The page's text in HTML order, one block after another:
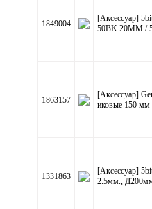
1849004
[Аксессуар]
50BK 20ММ /
1863157
[Аксессуар]
иковые 150
1331863
[Аксессуар]
2.5мм.,